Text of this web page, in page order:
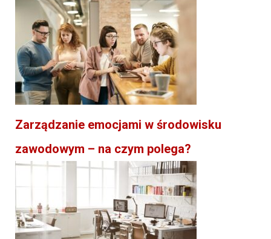
Zarządzanie emocjami w środowisku
zawodowym – na czym polega?